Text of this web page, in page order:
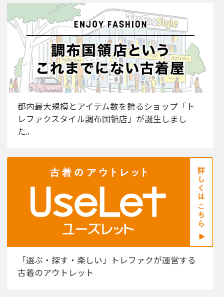
都内最大規模とアイテム数を誇るショップ「ト
レファクスタイル調布国領店」が誕生しまし
た。
「選ぶ・探す・楽しい」トレファクが運営する
古着のアウトレット